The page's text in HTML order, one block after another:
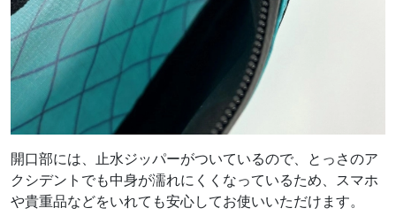
開口部には、止水ジッパーがついているので、とっさのア
クシデントでも中身が濡れにくくなっているため、スマホ
や貴重品などをいれても安心してお使いいただけます。